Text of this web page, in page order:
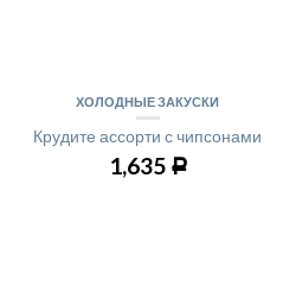
ХОЛОДНЫЕ ЗАКУСКИ
Крудите ассорти с чипсонами
1,635 Р